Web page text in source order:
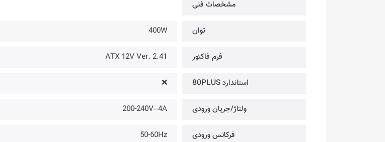
مشخصات فنی
توان 400W
فرم فاکتور ATX 12V Ver. 2.41
استاندارد 80PLUS ❌
ولتاژ/جریان ورودی 200-240V⎓4A
فرکانس ورودی 50-60Hz